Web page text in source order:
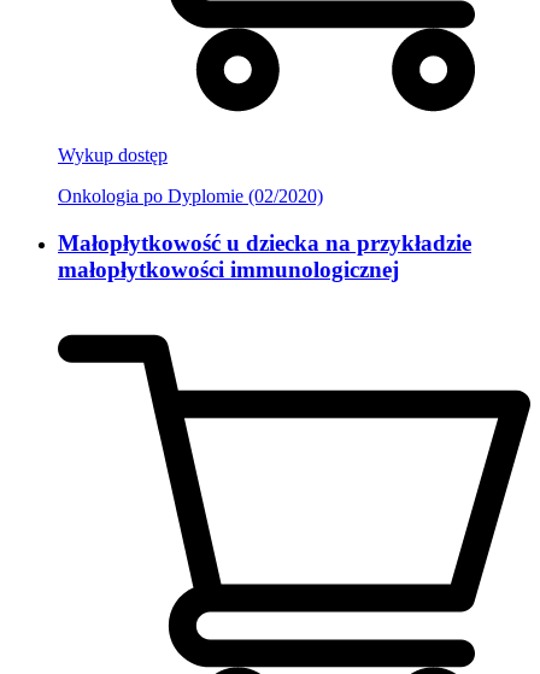
Wykup dostęp
Onkologia po Dyplomie (02/2020)
Małopłytkowość u dziecka na przykładzie
małopłytkowości immunologicznej